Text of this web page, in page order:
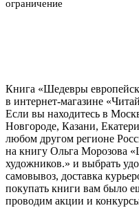
ограничение
Книга «Шедевры
в интернет-магазине
Если вы находитесь в
Новгороде, Казани,
любом другом регионе
на книгу Ольга Морозова
художников.» и выбрать
самовывоз, доставка
покупать книги вам было
проводим акции и